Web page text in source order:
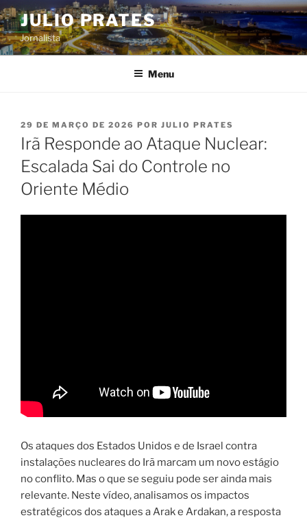
Pular
para
o
conteúdo
JULIO PRATES
Jornalista
Menu
PUBLICADO
EM
29 DE MARÇO DE 2026 POR JULIO PRATES
Irã Responde ao Ataque Nuclear:
Escalada Sai do Controle no
Oriente Médio
Os ataques dos Estados Unidos e de Israel contra
instalações nucleares do Irã marcam um novo estágio
no conflito. Mas o que se seguiu pode ser ainda mais
relevante. Neste vídeo, analisamos os impactos
estratégicos dos ataques a Arak e Ardakan, a resposta